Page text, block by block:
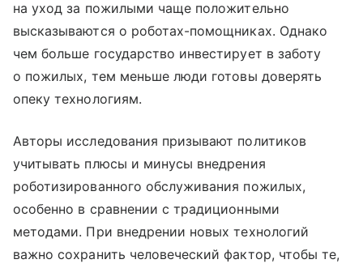
на уход за пожилыми чаще положительно
высказываются о роботах-помощниках. Однако
чем больше государство инвестирует в заботу
о пожилых, тем меньше люди готовы доверять
опеку технологиям.
Авторы исследования призывают политиков
учитывать плюсы и минусы внедрения
роботизированного обслуживания пожилых,
особенно в сравнении с традиционными
методами. При внедрении новых технологий
важно сохранить человеческий фактор, чтобы те,